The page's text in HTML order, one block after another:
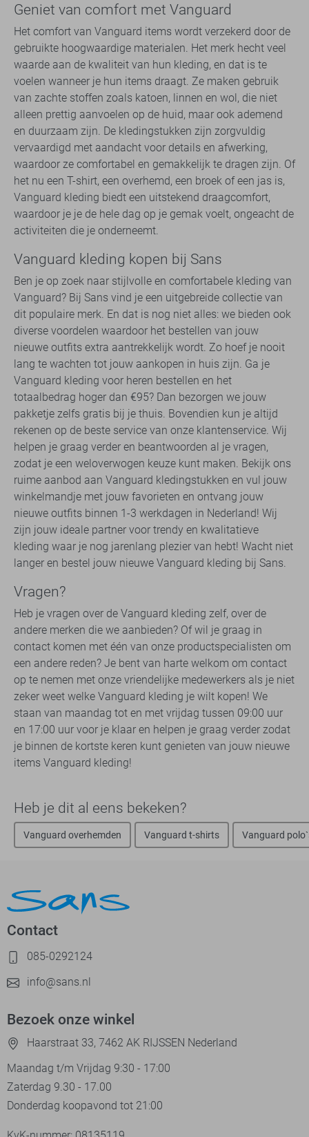
Geniet van comfort met Vanguard
Het comfort van Vanguard items wordt verzekerd door de
gebruikte hoogwaardige materialen. Het merk hecht veel
waarde aan de kwaliteit van hun kleding, en dat is te
voelen wanneer je hun items draagt. Ze maken gebruik
van zachte stoffen zoals katoen, linnen en wol, die niet
alleen prettig aanvoelen op de huid, maar ook ademend
en duurzaam zijn. De kledingstukken zijn zorgvuldig
vervaardigd met aandacht voor details en afwerking,
waardoor ze comfortabel en gemakkelijk te dragen zijn. Of
het nu een T-shirt, een overhemd, een broek of een jas is,
Vanguard kleding biedt een uitstekend draagcomfort,
waardoor je je de hele dag op je gemak voelt, ongeacht de
activiteiten die je onderneemt.
Vanguard kleding kopen bij Sans
Ben je op zoek naar stijlvolle en comfortabele kleding van
Vanguard? Bij Sans vind je een uitgebreide collectie van
dit populaire merk. En dat is nog niet alles: we bieden ook
diverse voordelen waardoor het bestellen van jouw
nieuwe outfits extra aantrekkelijk wordt. Zo hoef je nooit
lang te wachten tot jouw aankopen in huis zijn. Ga je
Vanguard kleding voor heren bestellen en het
totaalbedrag hoger dan €95? Dan bezorgen we jouw
pakketje zelfs gratis bij je thuis. Bovendien kun je altijd
rekenen op de beste service van onze klantenservice. Wij
helpen je graag verder en beantwoorden al je vragen,
zodat je een weloverwogen keuze kunt maken. Bekijk ons
ruime aanbod aan Vanguard kledingstukken en vul jouw
winkelmandje met jouw favorieten en ontvang jouw
nieuwe outfits binnen 1-3 werkdagen in Nederland! Wij
zijn jouw ideale partner voor trendy en kwalitatieve
kleding waar je nog jarenlang plezier van hebt! Wacht niet
langer en bestel jouw nieuwe Vanguard kleding bij Sans.
Vragen?
Heb je vragen over de Vanguard kleding zelf, over de
andere merken die we aanbieden? Of wil je graag in
contact komen met één van onze productspecialisten om
een andere reden? Je bent van harte welkom om contact
op te nemen met onze vriendelijke medewerkers als je niet
zeker weet welke Vanguard kleding je wilt kopen! We
staan van maandag tot en met vrijdag tussen 09:00 uur
en 17:00 uur voor je klaar en helpen je graag verder zodat
je binnen de kortste keren kunt genieten van jouw nieuwe
items Vanguard kleding!
Heb je dit al eens bekeken?
Vanguard overhemden Vanguard t-shirts Vanguard
Contact
085-0292124
info@sans.nl
Bezoek onze winkel
Haarstraat 33, 7462 AK RIJSSEN Nederland
Maandag t/m Vrijdag 9:30 - 17:00
Zaterdag 9.30 - 17.00
Donderdag koopavond tot 21:00